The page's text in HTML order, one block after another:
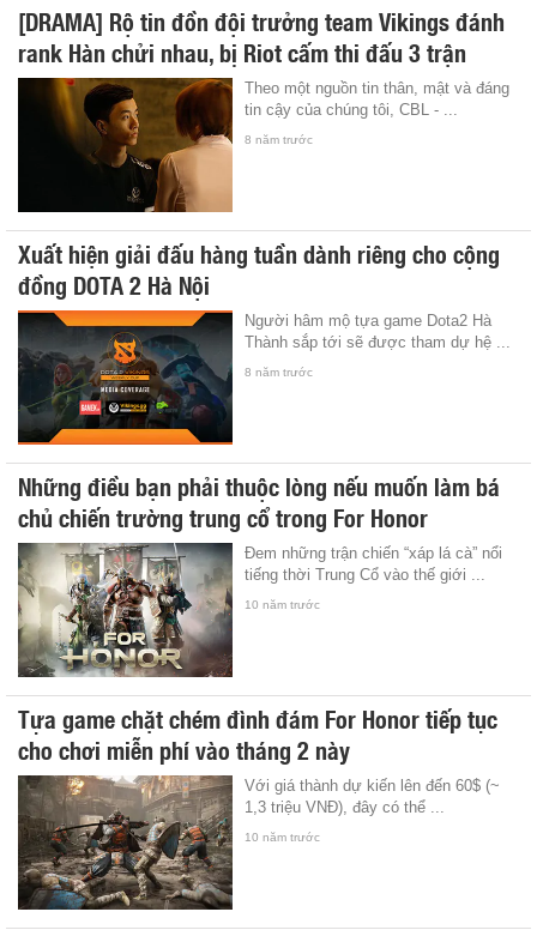
[DRAMA] Rộ tin đồn đội trưởng team Vikings đánh
rank Hàn chửi nhau, bị Riot cấm thi đấu 3 trận
Theo một nguồn tin thân, mật và đáng
tin cậy của chúng tôi, CBL - ...
8 năm trước
Xuất hiện giải đấu hàng tuần dành riêng cho cộng
đồng DOTA 2 Hà Nội
Người hâm mộ tựa game Dota2 Hà
Thành sắp tới sẽ được tham dự hệ ...
8 năm trước
Những điều bạn phải thuộc lòng nếu muốn làm bá
chủ chiến trường trung cổ trong For Honor
Đem những trận chiến “xáp lá cà” nổi
tiếng thời Trung Cổ vào thế giới ...
10 năm trước
Tựa game chặt chém đình đám For Honor tiếp tục
cho chơi miễn phí vào tháng 2 này
Với giá thành dự kiến lên đến 60$ (~
1,3 triệu VNĐ), đây có thể ...
10 năm trước